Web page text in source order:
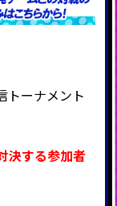
トーナメント
決する参加者